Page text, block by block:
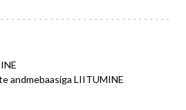
andmebaasiga LIITUMINE